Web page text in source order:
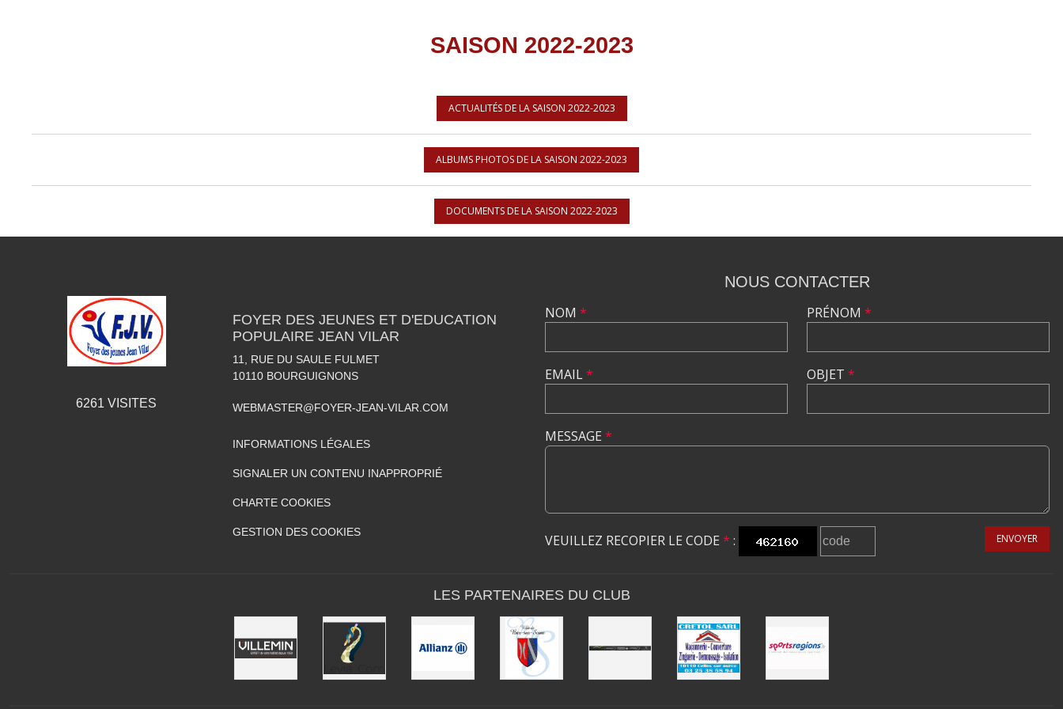
SAISON 2022-2023
ACTUALITÉS DE LA SAISON 2022-2023
ALBUMS PHOTOS DE LA SAISON 2022-2023
DOCUMENTS DE LA SAISON 2022-2023
6261 VISITES
FOYER DES JEUNES ET D'EDUCATION
POPULAIRE JEAN VILAR
11, RUE DU SAULE FULMET
10110 BOURGUIGNONS
WEBMASTER@FOYER-JEAN-VILAR.COM
INFORMATIONS LÉGALES
SIGNALER UN CONTENU INAPPROPRIÉ
CHARTE COOKIES
GESTION DES COOKIES
NOUS CONTACTER
NOM *
EMAIL*
PRÉNOM *
OBJET *
MESSAGE *
VEUILLEZ RECOPIER LE CODE * : ENVOYER
LES PARTENAIRES DU CLUB